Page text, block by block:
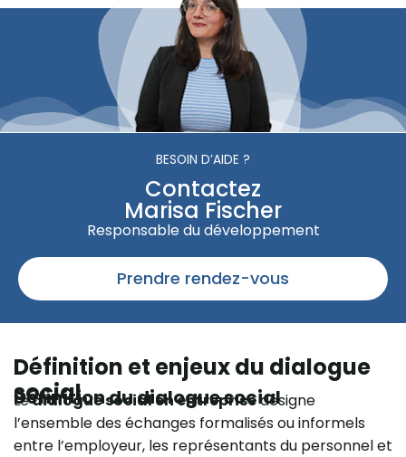
BESOIN D’AIDE ?
Contactez
Marisa Fischer
Responsable du développement
Prendre rendez-vous
Définition et enjeux du dialogue
social
Définition du dialogue social
Ledialogue social en entreprisedésigne
l’ensemble des échanges formalisés ou informels
entre l’employeur, les représentants du personnel et